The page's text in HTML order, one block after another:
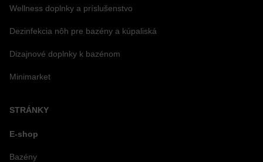
Wellness doplnky a príslušenstvo
Dezinfekcia nôh pre bazény a kúpaliská
Dizajnové doplnky k bazénom
Minimarket
STRÁNKY
E-shop
Bazény